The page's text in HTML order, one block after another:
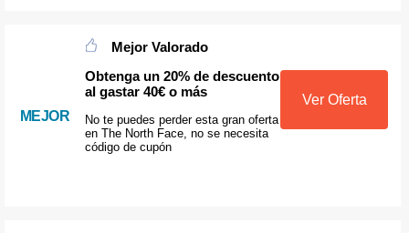
MEJOR
Mejor Valorado
Obtenga un 20% de descuento
al gastar 40€ o más
No te puedes perder esta gran oferta
en The North Face, no se necesita
código de cupón
Ver Oferta